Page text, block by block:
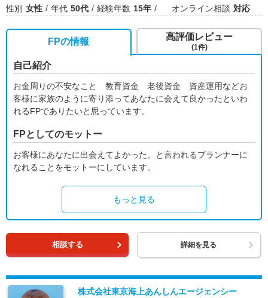
性別 女性 年代 50代 経験年数 15年 オンライン相談 対応
FPの情報
自己紹介
お金周りの不安なこと 教育資金 老後資金 資産運用などお
客様に家族のように寄り添ってあなたに会えて良かったといわ
れるFPでありたいと思っています。
FPとしてのモットー
お客様にあなたに出会えてよかった。と言われるプランナーに
なれることをモットーにしています。
もっと見る
高評価レビュー
(1件)
相談する 詳細を見る
株式会社東京海上あんしんエージェンシー